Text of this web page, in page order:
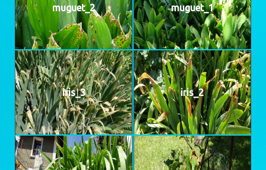
muguet_2 muguet_1
iris_3 iris_2